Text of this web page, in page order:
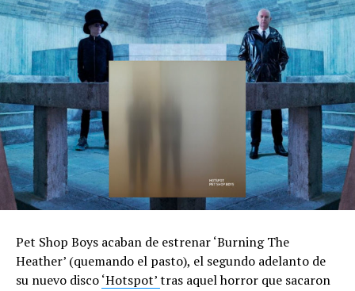
Pet Shop Boys acaban de estrenar ‘Burning The
Heather’ (quemando el pasto), el segundo adelanto de
su nuevo disco‘Hotspot’tras aquel horror que sacaron